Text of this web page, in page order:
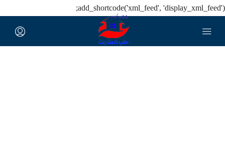
add_shortcode('xml_feed', 'display_xml_feed');